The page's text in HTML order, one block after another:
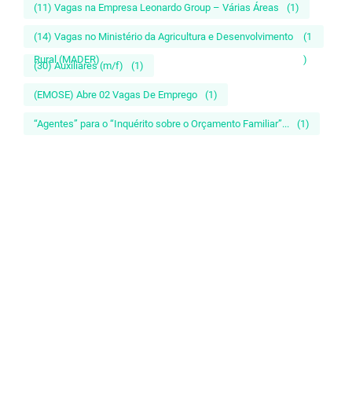
(11) Vagas na Empresa Leonardo Group – Várias Áreas (1)
(14) Vagas no Ministério da Agricultura e Desenvolvimento
Rural (MADER)
(1
)
(30) Auxiliares (m/f) (1)
(EMOSE) Abre 02 Vagas De Emprego (1)
“Agentes” para o “Inquérito sobre o Orçamento Familiar”... (1)